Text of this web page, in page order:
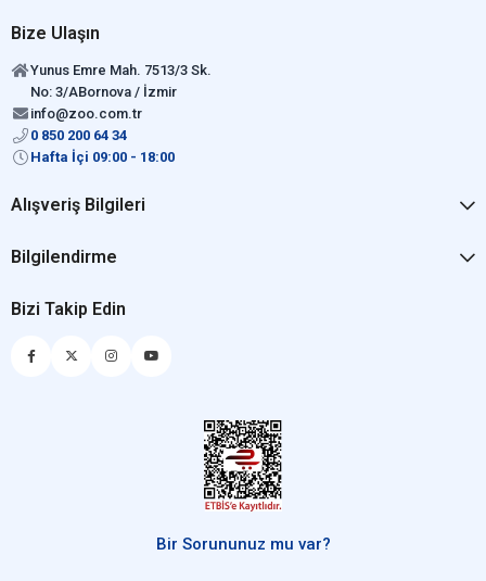
Bize Ulaşın
Yunus Emre Mah. 7513/3 Sk.
No: 3/ABornova / İzmir
info@zoo.com.tr
0 850 200 64 34
Hafta İçi 09:00 - 18:00
Alışveriş Bilgileri
Bilgilendirme
Bizi Takip Edin
Bir Sorununuz mu var?